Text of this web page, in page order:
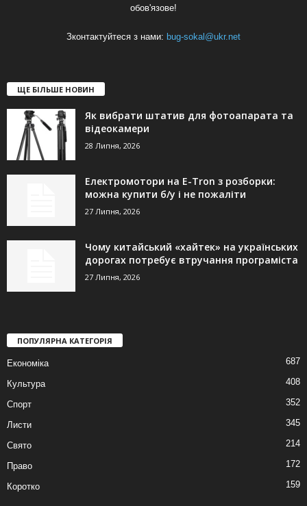
обов'язове!
Зконтактуйтеся з нами: bug-sokal@ukr.net
ЩЕ БІЛЬШЕ НОВИН
Як вибрати штатив для фотоапарата та
відеокамери
28 Липня, 2026
Електромотори на E-Tron з розборки:
можна купити б/у і не пожаліти
27 Липня, 2026
Чому китайський «хайтек» на українських
дорогах потребує втручання програміста
27 Липня, 2026
ПОПУЛЯРНА КАТЕГОРІЯ
Економіка 687
Культура 408
Спорт 352
Листи 345
Свято 214
Право 172
Коротко 159